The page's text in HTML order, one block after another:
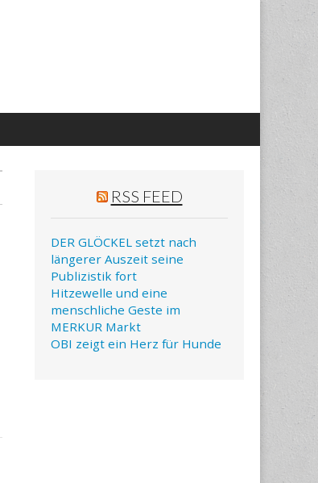
RSS FEED
DER GLÖCKEL setzt nach
längerer Auszeit seine
Publizistik fort
Hitzewelle und eine
menschliche Geste im
MERKUR Markt
OBI zeigt ein Herz für Hunde